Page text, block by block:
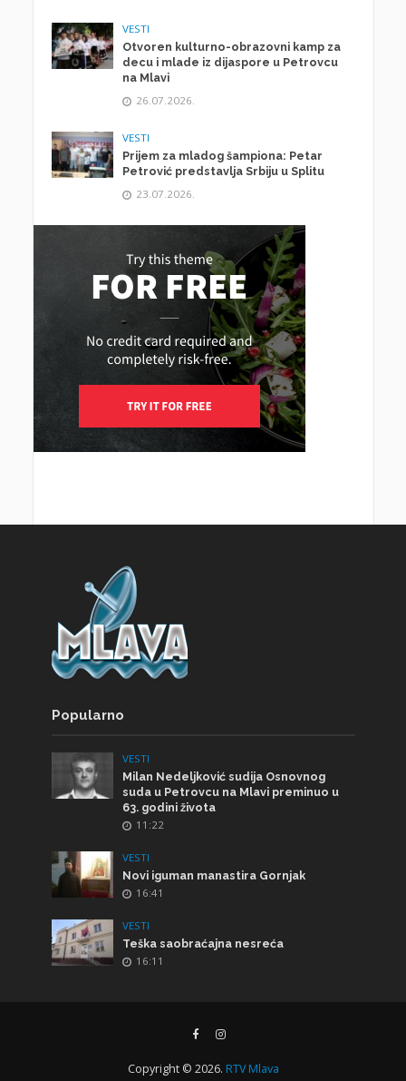
VESTI
Otvoren kulturno-obrazovni kamp za
decu i mlade iz dijaspore u Petrovcu
na Mlavi
26.07.2026.
VESTI
Prijem za mladog šampiona: Petar
Petrović predstavlja Srbiju u Splitu
23.07.2026.
Popularno
VESTI
Milan Nedeljković sudija Osnovnog
suda u Petrovcu na Mlavi preminuo u
63. godini života
11:22
VESTI
Novi iguman manastira Gornjak
16:41
VESTI
Teška saobraćajna nesreća
16:11
Copyright © 2026. RTV Mlava